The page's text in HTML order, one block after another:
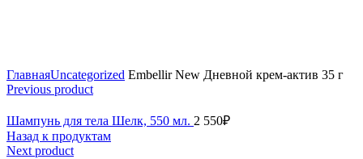
ГлавнаяUncategorized Embellir New Дневной крем-актив 35 г
Previous product
Шампунь для тела Шелк, 550 мл. 2 550₽
Назад к продуктам
Next product